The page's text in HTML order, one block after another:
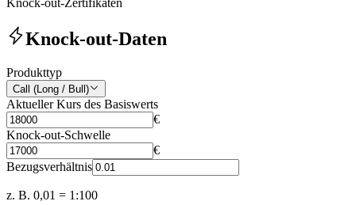
Knock-out-Daten
Produkttyp
Call (Long / Bull)
Aktueller Kurs des Basiswerts
€
Knock-out-Schwelle
€
Bezugsverhältnis
z. B. 0,01 = 1:100